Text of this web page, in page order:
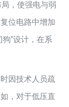
，使强电与弱
位电路中增加
”设计，在系
因技术人员疏
，对于低压直